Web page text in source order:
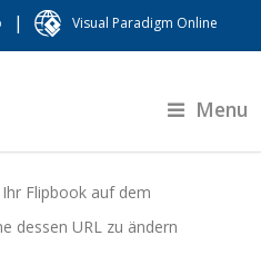
| Visual Paradigm Online
Menu
Flipbook auf dem
dessen URL zu ändern